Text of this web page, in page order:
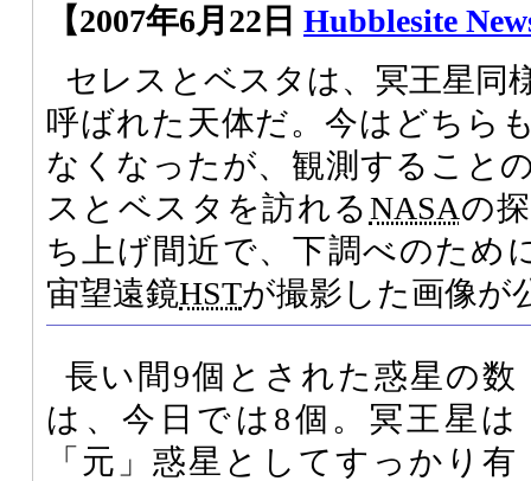
【2007年6月22日 Hubblesite
セレスとベスタは、冥王星同
呼ばれた天体だ。今はどちら
なくなったが、観測すること
スとベスタを訪れるNASAの
ち上げ間近で、下調べのため
宙望遠鏡HSTが撮影した画像が
長い間9個とされた惑星の数
は、今日では8個。冥王星は
「元」惑星としてすっかり有